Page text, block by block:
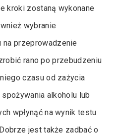
kroki zostaną wykonane
wybranie
przeprowadzenie
rano po przebudzeniu
czasu od zażycia
alkoholu lub
wpłynąć na wynik testu
jest także zadbać o